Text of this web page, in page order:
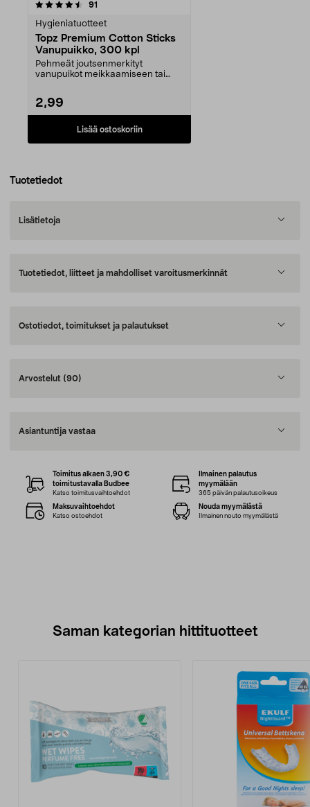
91
Hygieniatuotteet
Topz Premium Cotton Sticks
Vanupuikko, 300 kpl
Pehmeät joutsenmerkityt
vanupuikot meikkaamiseen tai
2,99
Lisää ostoskoriin
Tuotetiedot
Lisätietoja
Tuotetiedot, liitteet ja mahdolliset varoitusmerkinnät
Ostotiedot, toimitukset ja palautukset
Arvostelut (90)
Asiantuntija vastaa
Toimitus alkaen 3,90 €
toimitustavalla Budbee
Katso toimitusvaihtoehdot
Ilmainen palautus
myymälään
365 päivän palautusoikeus
Maksuvaihtoehdot
Katso ostoehdot
Nouda myymälästä
Ilmainen nouto myymälästä
Saman kategorian hittituotteet